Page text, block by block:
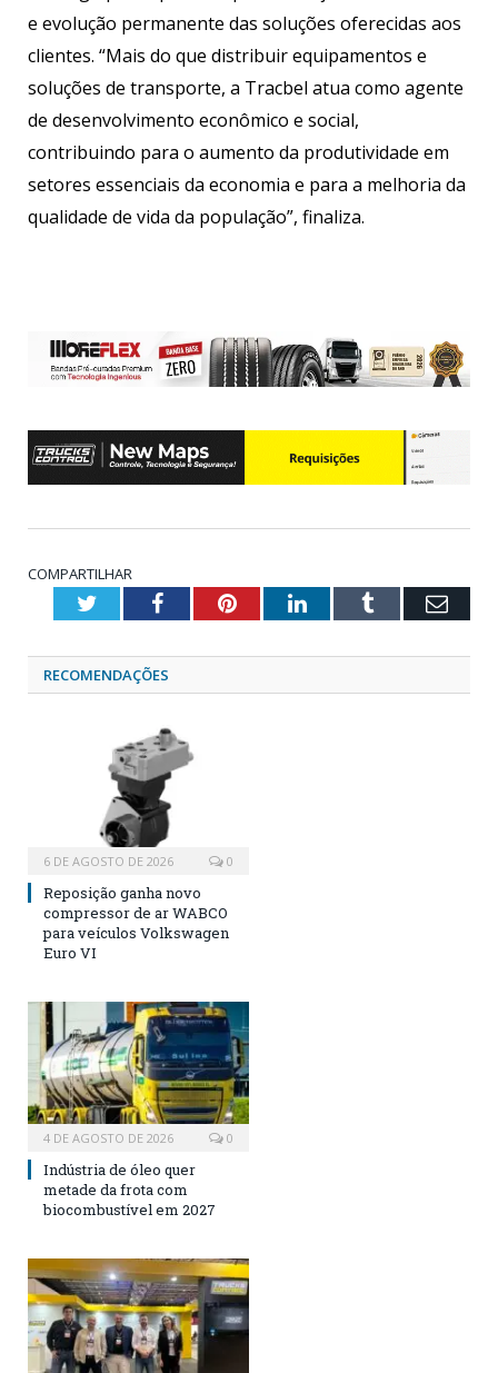
e evolução permanente das soluções oferecidas aos
clientes. “Mais do que distribuir equipamentos e
soluções de transporte, a Tracbel atua como agente
de desenvolvimento econômico e social,
contribuindo para o aumento da produtividade em
setores essenciais da economia e para a melhoria da
qualidade de vida da população”, finaliza.
COMPARTILHAR
TwitterFacebookPinterestLinkedInTumblr
RECOMENDAÇÕES
6 DE AGOSTO DE 2026 0
Reposição ganha novo
compressor de ar WABCO
para veículos Volkswagen
Euro VI
4 DE AGOSTO DE 2026 0
Indústria de óleo quer
metade da frota com
biocombustível em 2027